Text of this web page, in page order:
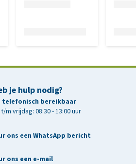
je hulp nodig?
telefonisch bereikbaar
m vrijdag: 08:30 - 13:00 uur
ons een WhatsApp bericht
ons een e-mail